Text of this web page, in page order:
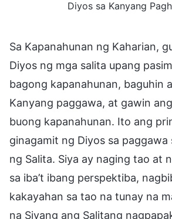
Diyos sa Kanyang
Sa Kapanahunan ng Kaharian,
Diyos ng mga salita upang
bagong kapanahunan, baguhin
Kanyang paggawa, at gawin
buong kapanahunan. Ito ang
ginagamit ng Diyos sa paggawa
ng Salita. Siya ay naging tao at
sa iba’t ibang perspektiba,
kakayahan sa tao na tunay na
na Siyang ang Salitang